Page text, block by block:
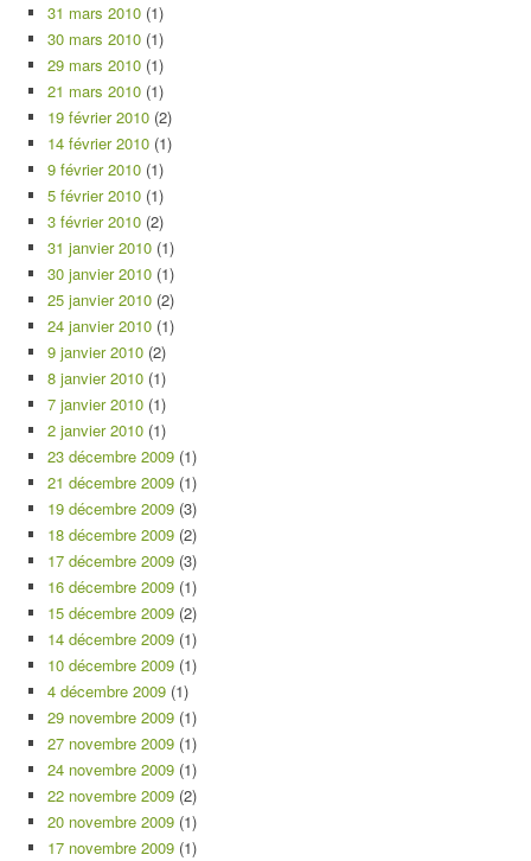
31 mars 2010 (1)
30 mars 2010 (1)
29 mars 2010 (1)
21 mars 2010 (1)
19 février 2010 (2)
14 février 2010 (1)
9 février 2010 (1)
5 février 2010 (1)
3 février 2010 (2)
31 janvier 2010 (1)
30 janvier 2010 (1)
25 janvier 2010 (2)
24 janvier 2010 (1)
9 janvier 2010 (2)
8 janvier 2010 (1)
7 janvier 2010 (1)
2 janvier 2010 (1)
23 décembre 2009 (1)
21 décembre 2009 (1)
19 décembre 2009 (3)
18 décembre 2009 (2)
17 décembre 2009 (3)
16 décembre 2009 (1)
15 décembre 2009 (2)
14 décembre 2009 (1)
10 décembre 2009 (1)
4 décembre 2009 (1)
29 novembre 2009 (1)
27 novembre 2009 (1)
24 novembre 2009 (1)
22 novembre 2009 (2)
20 novembre 2009 (1)
17 novembre 2009 (1)